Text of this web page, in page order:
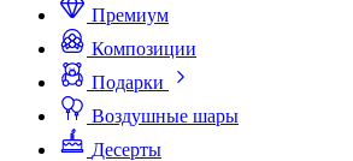
Премиум
Композиции
Подарки
Воздушные шары
Десерты